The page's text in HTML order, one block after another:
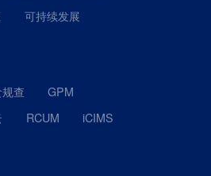
可持续发展
查
GPM
RCUM iCIMS